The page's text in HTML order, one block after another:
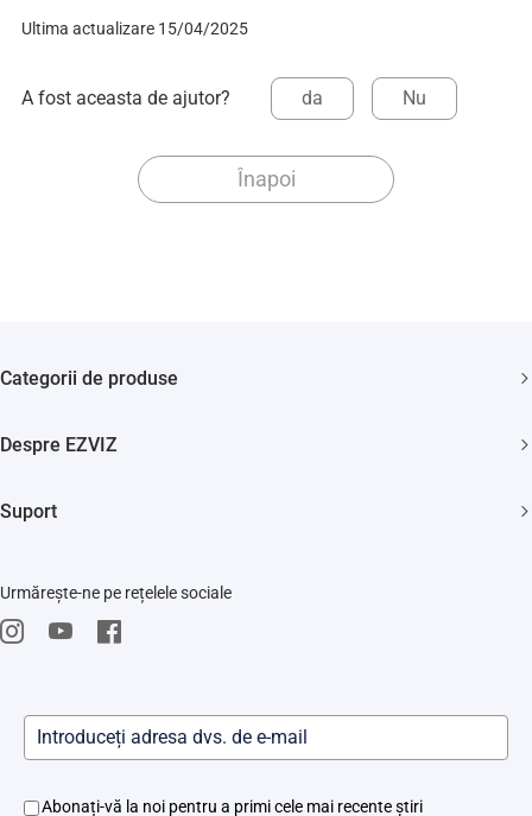
Ultima actualizare 15/04/2025
A fost aceasta de ajutor? da Nu
Înapoi
Categorii de produse
Smart home
Despre EZVIZ
Trust Center
Suport
Repair Service
Urmărește-ne pe rețelele sociale
Abonați-vă la noi pentru a primi cele mai recente știri